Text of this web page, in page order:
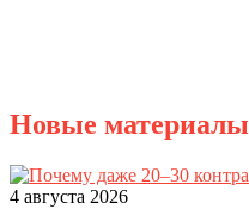
Новые материалы
4 августа 2026